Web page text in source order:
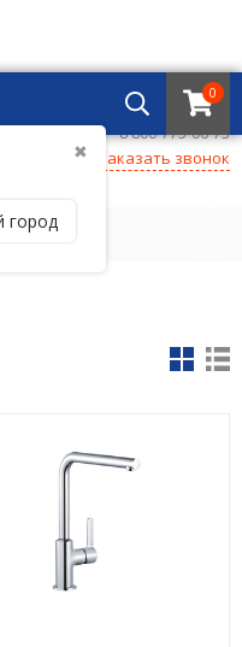
✖
город
0
+7 495 221 69 55
8 800-775-06-73
Заказать звонок